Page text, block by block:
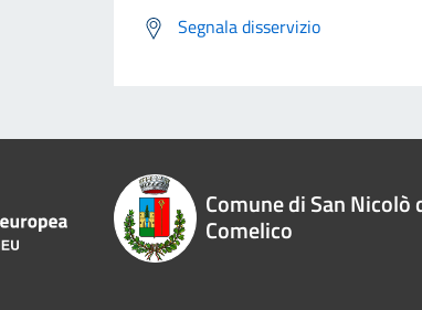
Segnala disservizio
Comune di San Nicolò
Comelico